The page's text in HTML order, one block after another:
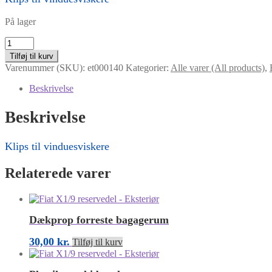
På lager
Klips
til
vinduesviskere
antal
Tilføj til kurv
Varenummer (SKU): et000140 Kategorier: Alle varer (All products),
Beskrivelse
Beskrivelse
Klips til vinduesviskere
Relaterede varer
Dækprop forreste bagagerum
30,00 kr. Tilføj til kurv